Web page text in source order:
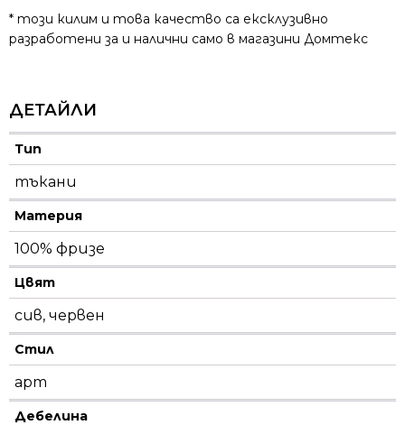
* този килим и това качество са ексклузивно
разработени за и налични само в магазини Домтекс
ДЕТАЙЛИ
Тип
тъкани
Материя
100% фризе
Цвят
сив, червен
Стил
арт
Дебелина